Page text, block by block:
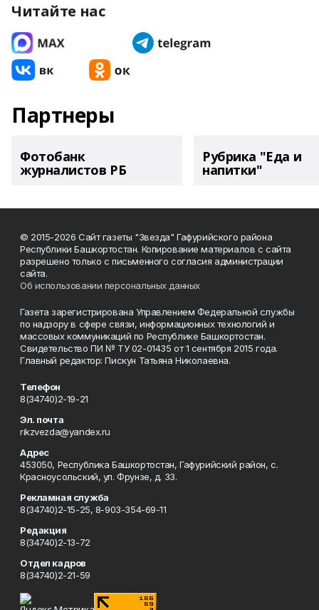
Читайте нас
Партнеры
Фотобанк
журналистов РБ
Рубрика "Еда и
напитки"
© 2015-2026 Сайт газеты "Звезда" Гафурийского района
Республики Башкортостан. Копирование материалов с сайта
разрешено только с письменного согласия администрации
сайта.
Об использовании персональных данных
Газета зарегистрирована Управлением Федеральной службы
по надзору в сфере связи, информационных технологий и
массовых коммуникаций по Республике Башкортостан.
Свидетельство ПИ № ТУ 02-01435 от 1 сентября 2015 года.
Главный редактор: Пискун Татьяна Николаевна.
Телефон
8(34740)2-19-21
Эл. почта
rikzvezda@yandex.ru
Адрес
453050, Республика Башкортостан, Гафурийский район, с.
Красноусольский, ул. Фрунзе, д. 33.
Рекламная служба
8(34740)2-15-25, 8-903-354-69-11
Редакция
8(34740)2-13-72
Отдел кадров
8(34740)2-21-59